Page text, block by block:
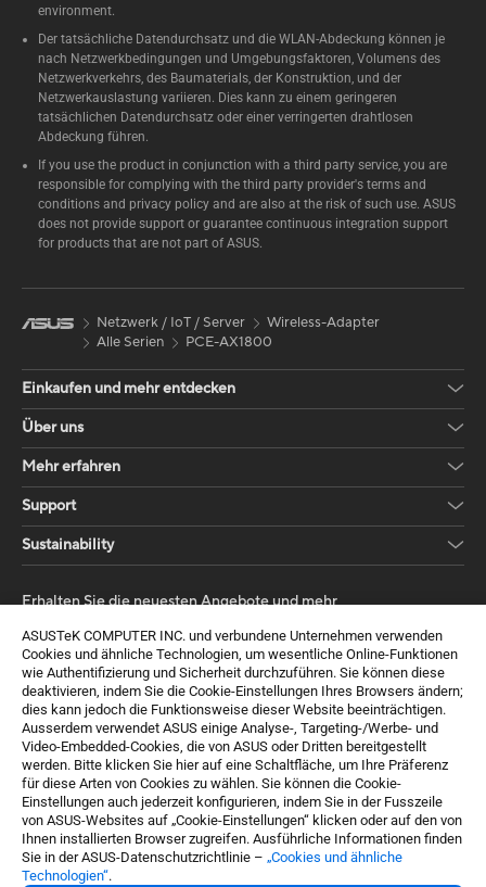
ASUSTeK COMPUTER INC. und verbundene Unternehmen verwenden
Cookies und ähnliche Technologien, um wesentliche Online-Funktionen
wie Authentifizierung und Sicherheit durchzuführen. Sie können diese
deaktivieren, indem Sie die Cookie-Einstellungen Ihres Browsers ändern;
dies kann jedoch die Funktionsweise dieser Website beeinträchtigen.
Ausserdem verwendet ASUS einige Analyse-, Targeting-/Werbe- und
Video-Embedded-Cookies, die von ASUS oder Dritten bereitgestellt
werden. Bitte klicken Sie hier auf eine Schaltfläche, um Ihre Präferenz
für diese Arten von Cookies zu wählen. Sie können die Cookie-
Einstellungen auch jederzeit konfigurieren, indem Sie in der Fusszeile
von ASUS-Websites auf „Cookie-Einstellungen“ klicken oder auf den von
Ihnen installierten Browser zugreifen. Ausführliche Informationen finden
Sie in der ASUS-Datenschutzrichtlinie – „Cookies und ähnliche
Technologien“.
environment.
Der tatsächliche Datendurchsatz und die WLAN-Abdeckung können je
nach Netzwerkbedingungen und Umgebungsfaktoren, Volumens des
Netzwerkverkehrs, des Baumaterials, der Konstruktion, und der
Netzwerkauslastung variieren. Dies kann zu einem geringeren
tatsächlichen Datendurchsatz oder einer verringerten drahtlosen
Abdeckung führen.
If you use the product in conjunction with a third party service, you are
responsible for complying with the third party provider's terms and
conditions and privacy policy and are also at the risk of such use. ASUS
does not provide support or guarantee continuous integration support
for products that are not part of ASUS.
Netzwerk / IoT / Server
Wireless-Adapter
Alle Serien
PCE-AX1800
Einkaufen und mehr entdecken
Über uns
Mehr erfahren
Support
Sustainability
Erhalten Sie die neuesten Angebote und mehr
Sign up
Switzerland / Deutsch
©ASUSTeK Computer Inc. All rights reserved.